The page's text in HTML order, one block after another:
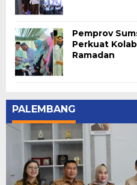
Pemprov
Perkuat
Ramadan
PALEMBANG